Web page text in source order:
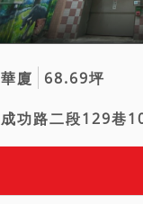
華廈 68.69坪
成功路二段129巷